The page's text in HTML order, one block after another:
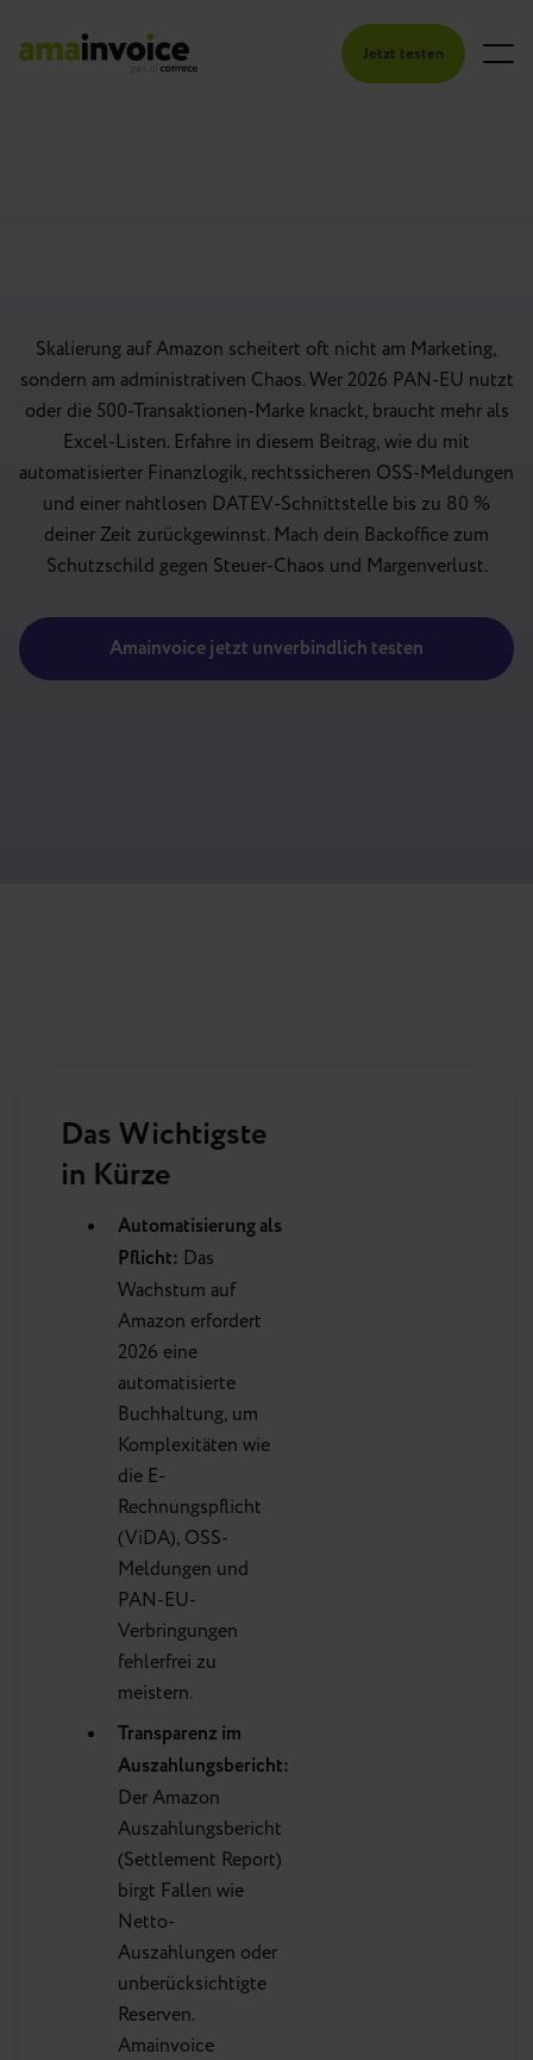
Jetzt testen
Skalierung auf Amazon scheitert oft nicht am Marketing,
sondern am administrativen Chaos. Wer 2026 PAN-EU nutzt
oder die 500-Transaktionen-Marke knackt, braucht mehr als
Excel-Listen. Erfahre in diesem Beitrag, wie du mit
automatisierter Finanzlogik, rechtssicheren OSS-Meldungen
und einer nahtlosen DATEV-Schnittstelle bis zu 80 %
deiner Zeit zurückgewinnst. Mach dein Backoffice zum
Schutzschild gegen Steuer-Chaos und Margenverlust.
Amainvoice jetzt unverbindlich testen
Das Wichtigste
in Kürze
Automatisierung als
Pflicht: Das
Wachstum auf
Amazon erfordert
2026 eine
automatisierte
Buchhaltung, um
Komplexitäten wie
die E-
Rechnungspflicht
(ViDA), OSS-
Meldungen und
PAN-EU-
Verbringungen
fehlerfrei zu
meistern.
Transparenz im
Auszahlungsbericht:
Der Amazon
Auszahlungsbericht
(Settlement Report)
birgt Fallen wie
Netto-
Auszahlungen oder
unberücksichtigte
Reserven.
Amainvoice